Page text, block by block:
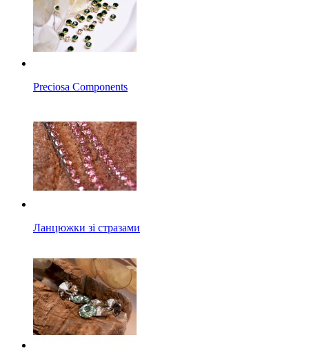
Preciosa Components
Ланцюжки зі стразами